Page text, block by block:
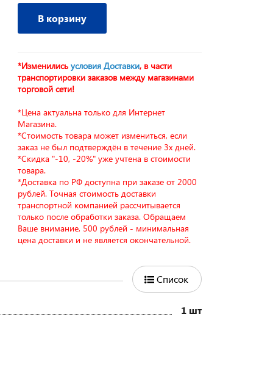
В корзину
*Изменилисьусловия Доставки, в части
транспортировки заказов между магазинами
торговой сети!
*Цена актуальна только для Интернет
Магазина.
*Стоимость товара может измениться, если
заказ не был подтверждён в течение 3х дней.
*Скидка "-10, -20%" уже учтена в стоимости
товара.
*Доставка по РФ доступна при заказе от 2000
рублей. Точная стоимость доставки
транспортной компанией рассчитывается
только после обработки заказа. Обращаем
Ваше внимание, 500 рублей - минимальная
цена доставки и не является окончательной.
Список
1 шт